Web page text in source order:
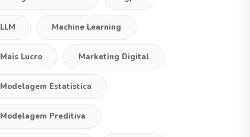
LLM Machine Learning
Mais Lucro Marketing Digital
Modelagem Estatistica
Modelagem Preditiva